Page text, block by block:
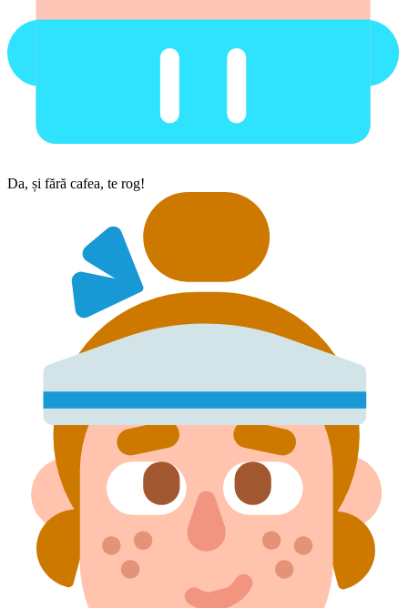
Da, și fără cafea, te rog!